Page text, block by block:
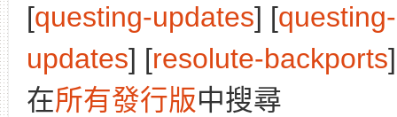
[questing-updates] [
updates] [resolute-backports
在所有發行版中搜尋